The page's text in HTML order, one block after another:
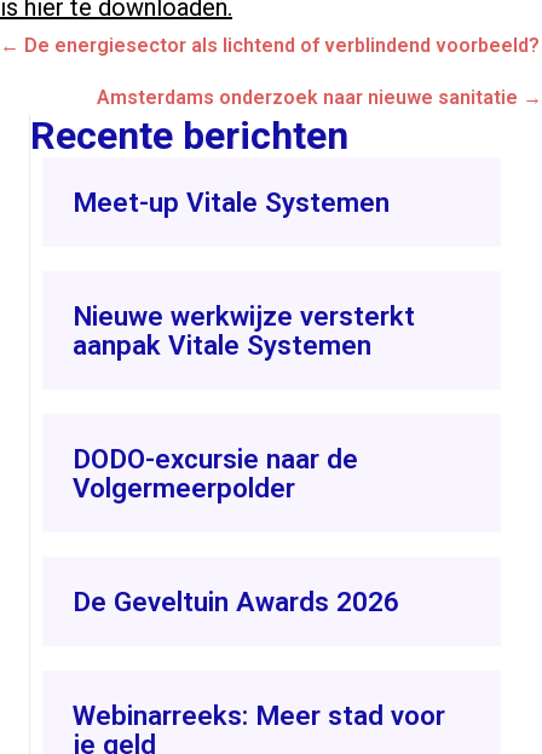
is hier te downloaden.
Posts
navigation
← De energiesector als lichtend of verblindend voorbeeld?
Amsterdams onderzoek naar nieuwe sanitatie →
Recente berichten
Meet-up Vitale Systemen
Nieuwe werkwijze versterkt
aanpak Vitale Systemen
DODO-excursie naar de
Volgermeerpolder
De Geveltuin Awards 2026
Webinarreeks: Meer stad voor
je geld